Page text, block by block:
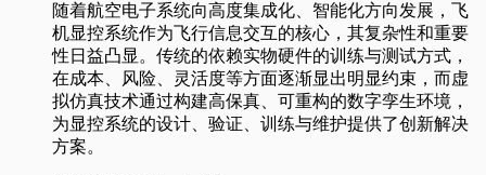
随着航空电子系统向高度集成化、智能化方向发展，飞
机显控系统作为飞行信息交互的核心，其复杂性和重要
性日益凸显。传统的依赖实物硬件的训练与测试方式，
在成本、风险、灵活度等方面逐渐显出明显约束，而虚
拟仿真技术通过构建高保真、可重构的数字孪生环境，
为显控系统的设计、验证、训练与维护提供了创新解决
方案。